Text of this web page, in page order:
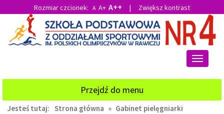
głównej
treści
wyszukiwarki
Rozmiar czcionek: A A+ A++ | Zwiększ kontrast
Przełącz
Przejdź do menu
Jesteś tutaj: Strona główna » Gabinet pielęgniarki